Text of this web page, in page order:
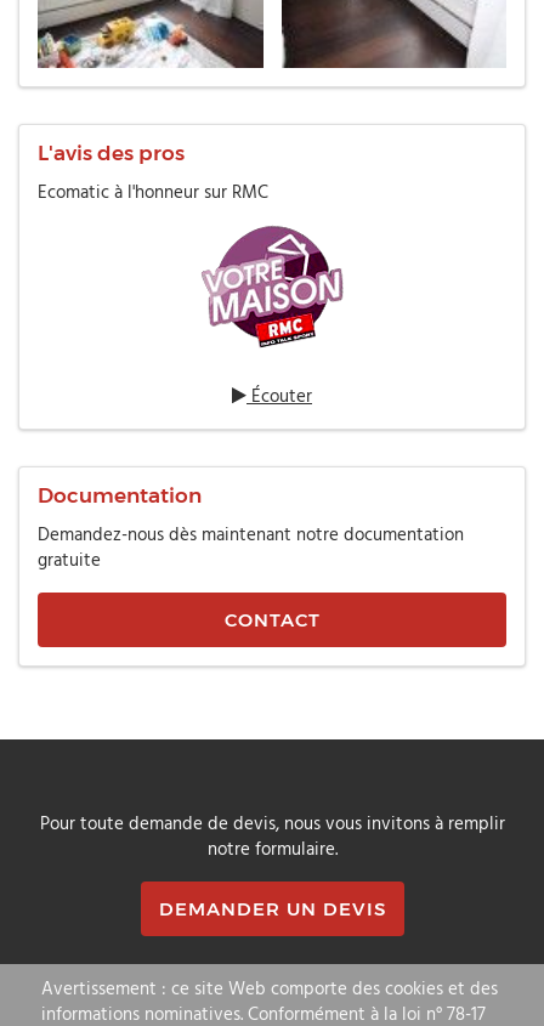
L'avis des pros
Ecomatic à l'honneur sur RMC
Écouter
Documentation
Demandez-nous dès maintenant notre documentation
gratuite
CONTACT
Pour toute demande de devis, nous vous invitons à remplir
notre formulaire.
DEMANDER UN DEVIS
Avertissement : ce site Web comporte des cookies et des
informations nominatives. Conformément à la loi n° 78-17